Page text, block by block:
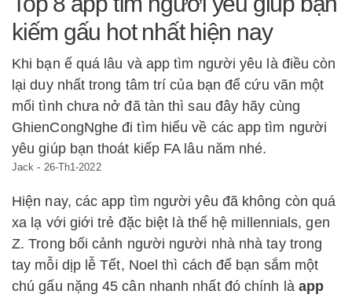
kiếm gấu hot nhất hiện nay
Khi bạn ế quá lâu và app tìm người yêu là điều còn
lại duy nhất trong tâm trí của bạn để cứu vãn một
mối tình chưa nở đã tàn thì sau đây hãy cùng
GhienCongNghe đi tìm hiểu về các app tìm người
yêu giúp bạn thoát kiếp FA lâu năm nhé.
Jack - 26-Th1-2022
Hiện nay, các app tìm người yêu đã không còn quá
xa lạ với giới trẻ đặc biệt là thế hệ millennials, gen
Z. Trong bối cảnh người người nhà nhà tay trong
tay mỗi dịp lễ Tết, Noel thì cách để bạn sắm một
chú gấu nặng 45 cân nhanh nhất đó chính là app